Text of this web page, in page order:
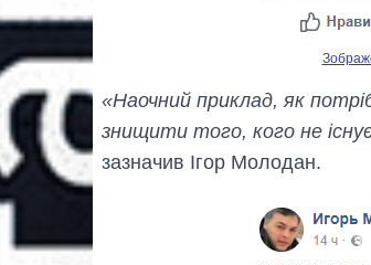
«Наочний приклад, як
знищити того, кого не
зазначив Ігор Молодан.